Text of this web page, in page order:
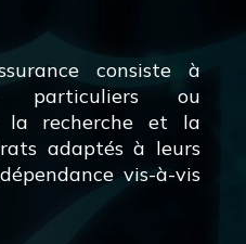
consiste à
particuliers ou
la recherche et la
adaptés à leurs
vis-à-vis